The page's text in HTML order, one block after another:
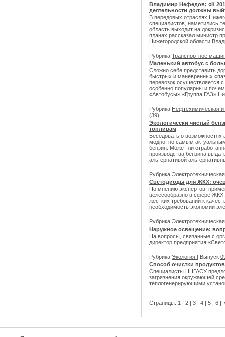
Владимир Нефедов: «К
деятельности должны
В передовых отраслях
специалистов, наметились
область выходит на
планах рассказал министр
Нижегородской области
Рубрика Транспортное
Маленький автобус с
Сложно себе представить
быстрых и маневренных
перевозок осуществляется
особенно популярны и
«Автобусы» «Группа ГАЗ»
Рубрика Нефтехимическая
(39)
Экологически чистый
топливам
Беседовать о возможностях
модно, но самым
бензин. Может ли
производства бензина
альтернативой
Рубрика
Светодиоды для ЖКХ:
По мнению экспертов,
целесообразно в сфере ЖКХ,
жестких требований к
необходимость экономии
Рубрика
Наружное освещение:
На вопросы, связанные с
директор предприятия
Рубрика Экология | Выпуск
Способ очистки
Специалисты ННГАСУ
загрязнения окружающей
теплогенерирующими
Страницы: 1 | 2 | 3 | 4 | 5 | 6 |